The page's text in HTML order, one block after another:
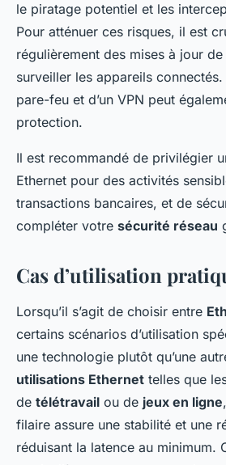
le piratage potentiel et les
Pour atténuer ces risques, il est
régulièrement des mises à jour
surveiller les appareils connectés.
pare-feu et d’un VPN peut
protection.
Il est recommandé de privilégier
Ethernet pour des activités
transactions bancaires, et de
compléter votre sécurité réseau
Cas d’utilisation
Lorsqu’il s’agit de choisir entre
certains scénarios d’utilisation
une technologie plutôt qu’une
utilisations Ethernet telles que
de télétravail ou de jeux en ligne
filaire assure une stabilité et une
réduisant la latence au minimum.